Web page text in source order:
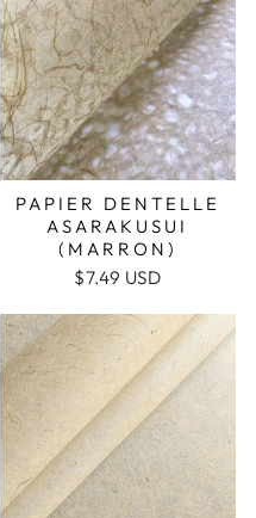
PAPIER DENTELLE
ASARAKUSUI
(MARRON)
$7.49 USD